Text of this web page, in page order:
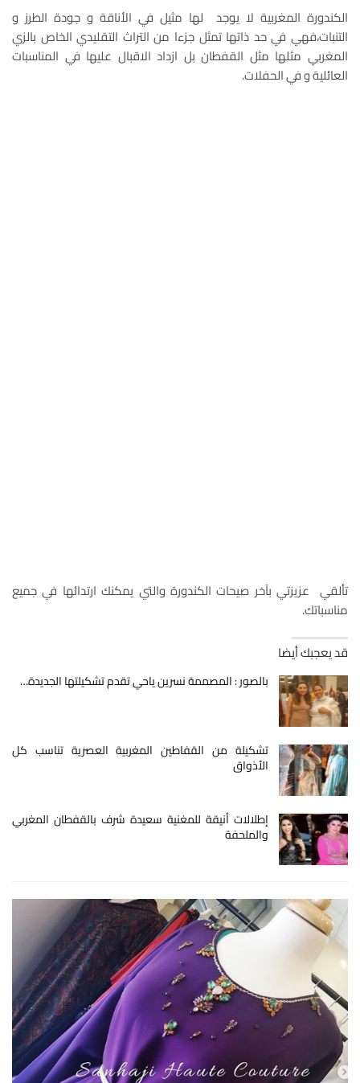
الكندورة المغربية لا يوجد لها مثيل في الأناقة و جودة الطرز و
التنبات،فهي في حد ذاتها تمثل جزءا من التراث التقليدي الخاص بالزي
المغربي مثلها مثل القفطان بل ازداد الاقبال عليها في المناسبات
العائلية و في الحفلات.
تألقي عزيزتي بآخر صيحات الكندورة والتي يمكنك ارتدائها في جميع
مناسباتك.
قد يعجبك أيضا
بالصور : المصممة نسرين ياحي تقدم تشكيلتها الجديدة…
تشكيلة من القفاطين المغربية العصرية تناسب كل
الأذواق
إطلالات أنيقة للمغنية سعيدة شرف بالقفطان المغربي
والملحفة